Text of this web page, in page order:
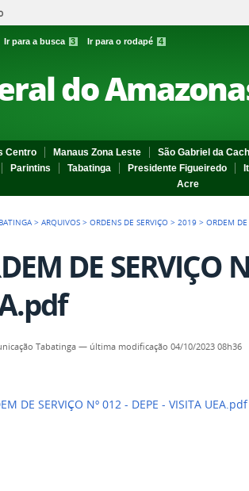
Ir para a busca 3 Ir para o rodapé 4
do
Centro Manaus Zona Leste São Gabriel da
Parintins Tabatinga Presidente Figueiredo
Acre
>ARQUIVOS >ORDENS DE SERVIÇO >2019 >ORDEM
DE SERVIÇO
Tabatinga — última modificação 04/10/2023 08h36
DE SERVIÇO Nº 012 - DEPE - VISITA